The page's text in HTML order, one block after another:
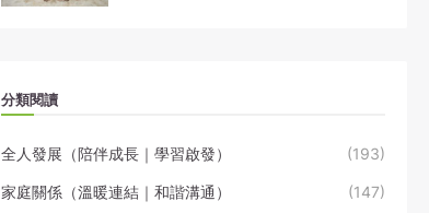
分類閱讀
全人發展（陪伴成長｜學習啟發） (193)
家庭關係（溫暖連結｜和諧溝通） (147)